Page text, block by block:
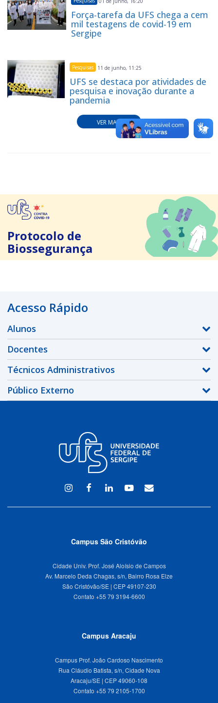
Força-tarefa da UFS chega a cem
mil testagens de covid-19 em
Sergipe
Pesquisas 11 de junho, 11:25
UFS se destaca por atividades de
pesquisa e inovação durante a
pandemia
VER MAIS
Protocolo de
Biossegurança
Acesso Rápido
Alunos
Docentes
Técnicos Administrativos
Público Externo
InstagramFacebook
LinkedinYoutubeWEBMAIL
Campus São Cristóvão
Cidade Univ. Prof. José Aloísio de Campos
Av. Marcelo Deda Chagas, s/n, Bairro Rosa Elze
São Cristóvão/SE | CEP 49107-230
Campus Aracaju
Campus Prof. João Cardoso Nascimento
Rua Cláudio Batista, s/n, Cidade Nova
Aracaju/SE | CEP 49060-108